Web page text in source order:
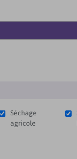
Séchage
agricole